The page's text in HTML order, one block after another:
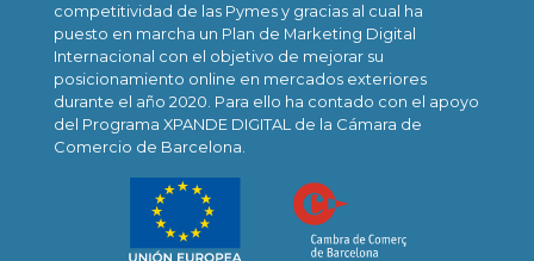
competitividad de las Pymes y gracias al cual ha
puesto en marcha un Plan de Marketing Digital
Internacional con el objetivo de mejorar su
posicionamiento online en mercados exteriores
durante el año 2020. Para ello ha contado con el apoyo
del Programa XPANDE DIGITAL de la Cámara de
Comercio de Barcelona.